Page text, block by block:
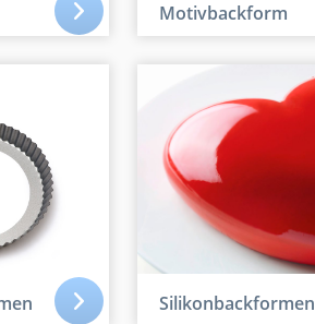
Motivbackform
Silikonbackformen